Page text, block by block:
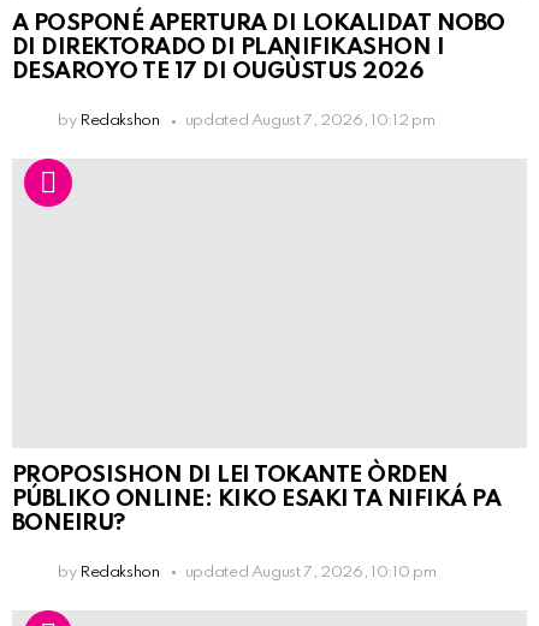
A POSPONÉ APERTURA DI LOKALIDAT NOBO
DI DIREKTORADO DI PLANIFIKASHON I
DESAROYO TE 17 DI OUGÙSTUS 2026
by Redakshon updated August 7, 2026, 10:12 pm
PROPOSISHON DI LEI TOKANTE ÒRDEN
PÚBLIKO ONLINE: KIKO ESAKI TA NIFIKÁ PA
BONEIRU?
by Redakshon updated August 7, 2026, 10:10 pm